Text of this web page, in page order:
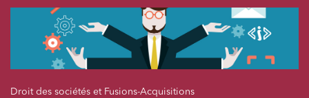
Droit des sociétés et Fusions-Acquisitions